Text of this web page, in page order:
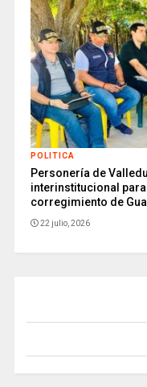
POLITICA
Personería de
interinstitucional
corregimiento de
22 julio, 2026